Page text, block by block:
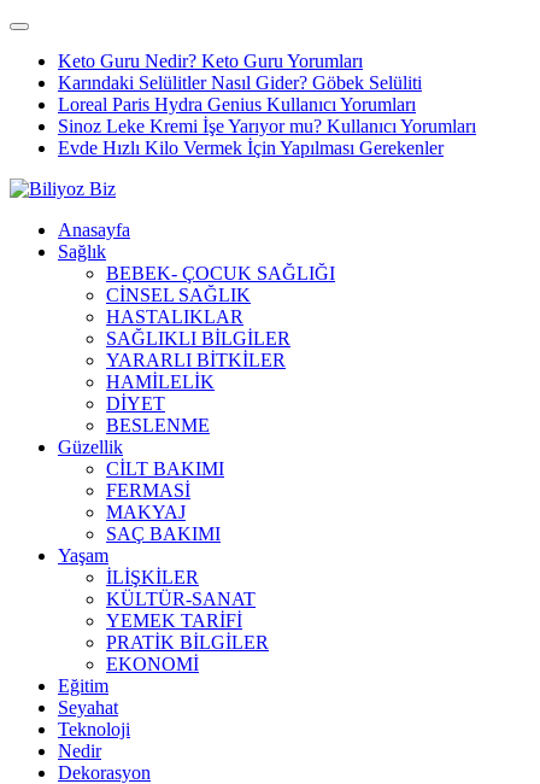
Keto Guru Nedir? Keto Guru Yorumları
Karındaki Selülitler Nasıl Gider? Göbek Selüliti
Loreal Paris Hydra Genius Kullanıcı Yorumları
Sinoz Leke Kremi İşe Yarıyor mu? Kullanıcı Yorumları
Evde Hızlı Kilo Vermek İçin Yapılması Gerekenler
Anasayfa
Sağlık
BEBEK- ÇOCUK SAĞLIĞI
CİNSEL SAĞLIK
HASTALIKLAR
SAĞLIKLI BİLGİLER
YARARLI BİTKİLER
HAMİLELİK
DİYET
BESLENME
Güzellik
CİLT BAKIMI
FERMASİ
MAKYAJ
SAÇ BAKIMI
Yaşam
İLİŞKİLER
KÜLTÜR-SANAT
YEMEK TARİFİ
PRATİK BİLGİLER
EKONOMİ
Eğitim
Seyahat
Teknoloji
Nedir
Dekorasyon